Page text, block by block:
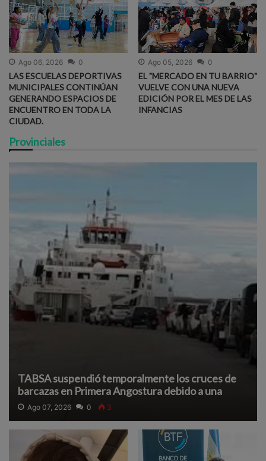
Ago 06, 2026 0
LAS ESCUELAS DEPORTIVAS
MUNICIPALES CONTINÚAN
GENERANDO ESPACIOS DE
ENCUENTRO EN TODA LA
CIUDAD.
Ago 05, 2026 0
EL "MERCADO EN TU BARRIO"
VUELVE CON UNA NUEVA
EDICIÓN POR EL MES DE LAS
INFANCIAS
Provinciales
TABSA suspendió temporalmente los cruces de
barcazas en Primera Angostura debido a una
densa neblina que reduce la visibilidad y afecta la
navegación segura.
Ago 07, 2026 0 3